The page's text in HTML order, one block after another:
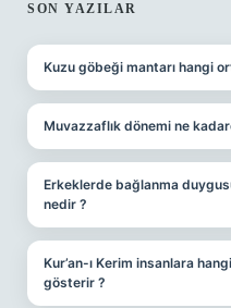
SIDEBAR
SON YAZILAR
Kuzu göbeği mantarı hangi
Muvazzaflık dönemi ne
Erkeklerde bağlanma
nedir ?
Kur’an-ı Kerim insanlara
gösterir ?